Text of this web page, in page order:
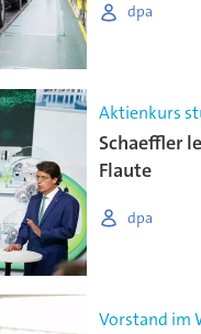
dpa
Aktienkurs
Schaeffler
Flaute
dpa
Vorstand im